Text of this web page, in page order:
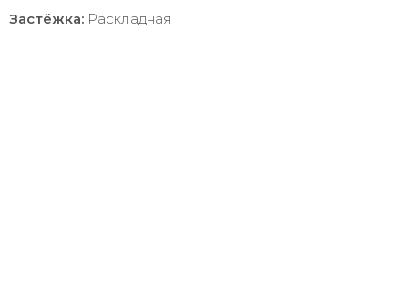
Застёжка: Раскладная